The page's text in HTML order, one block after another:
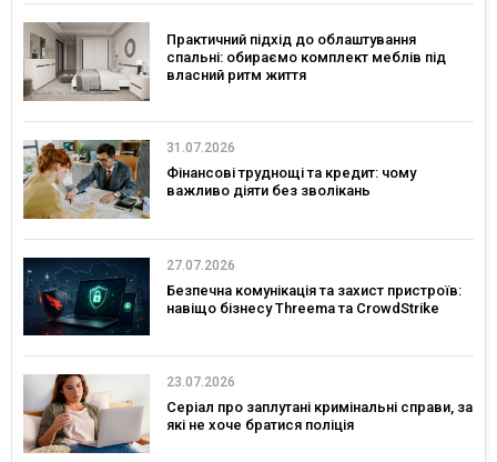
Практичний підхід до облаштування
спальні: обираємо комплект меблів під
власний ритм життя
31.07.2026
Фінансові труднощі та кредит: чому
важливо діяти без зволікань
27.07.2026
Безпечна комунікація та захист пристроїв:
навіщо бізнесу Threema та CrowdStrike
23.07.2026
Серіал про заплутані кримінальні справи, за
які не хоче братися поліція